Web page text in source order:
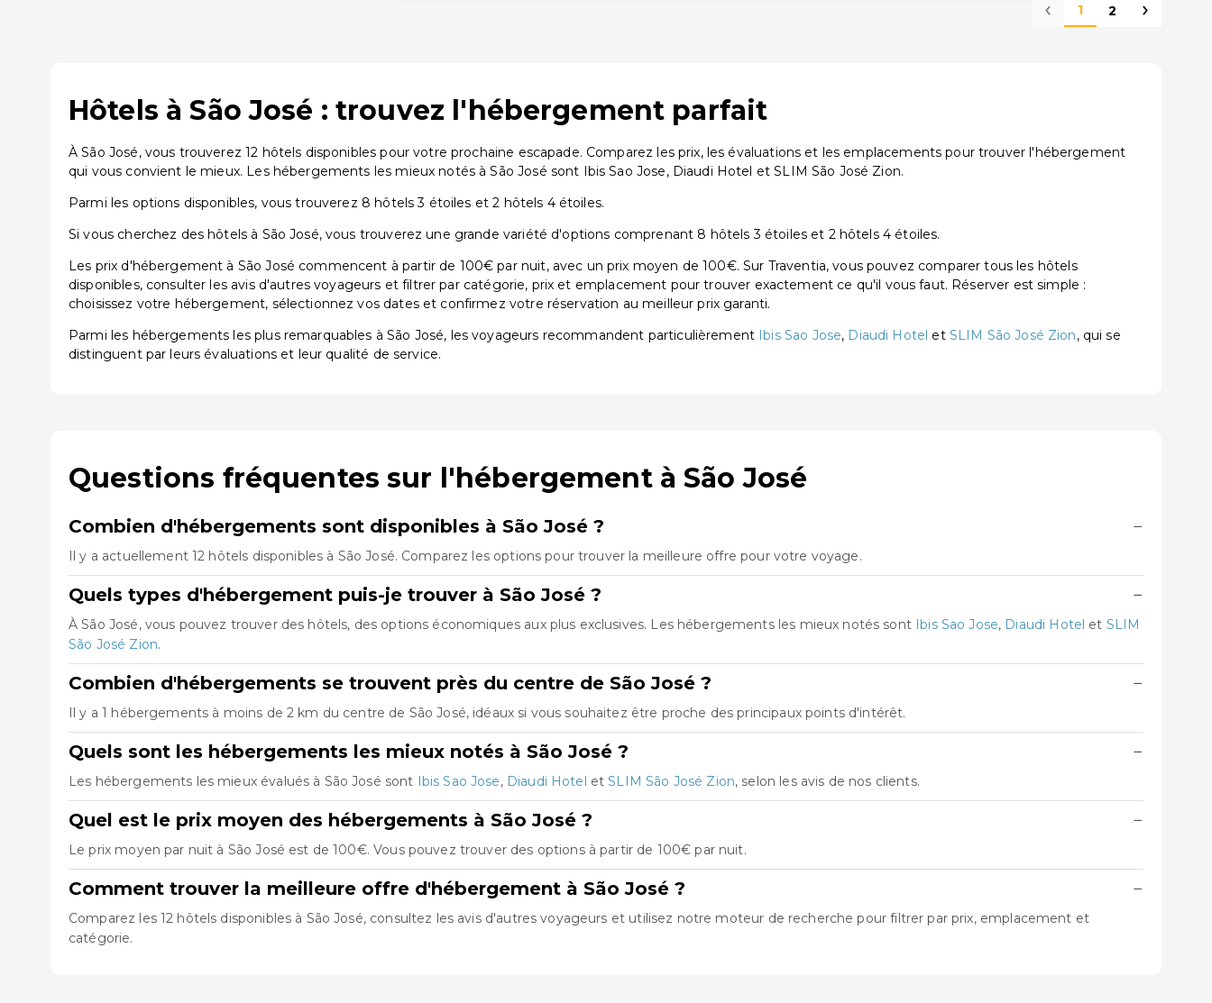
1 2
Hôtels à São José : trouvez l'hébergement parfait
À São José, vous trouverez 12 hôtels disponibles pour votre prochaine escapade. Comparez les prix, les évaluations et les emplacements pour trouver l'hébergement
qui vous convient le mieux. Les hébergements les mieux notés à São José sont Ibis Sao Jose, Diaudi Hotel et SLIM São José Zion.
Parmi les options disponibles, vous trouverez 8 hôtels 3 étoiles et 2 hôtels 4 étoiles.
Si vous cherchez des hôtels à São José, vous trouverez une grande variété d'options comprenant 8 hôtels 3 étoiles et 2 hôtels 4 étoiles.
Les prix d'hébergement à São José commencent à partir de 100€ par nuit, avec un prix moyen de 100€. Sur Traventia, vous pouvez comparer tous les hôtels
disponibles, consulter les avis d'autres voyageurs et filtrer par catégorie, prix et emplacement pour trouver exactement ce qu'il vous faut. Réserver est simple :
choisissez votre hébergement, sélectionnez vos dates et confirmez votre réservation au meilleur prix garanti.
Parmi les hébergements les plus remarquables à São José, les voyageurs recommandent particulièrement Ibis Sao Jose, Diaudi Hotel et SLIM São José Zion, qui se
distinguent par leurs évaluations et leur qualité de service.
Questions fréquentes sur l'hébergement à São José
Combien d'hébergements sont disponibles à São José ? −
Il y a actuellement 12 hôtels disponibles à São José. Comparez les options pour trouver la meilleure offre pour votre voyage.
Quels types d'hébergement puis-je trouver à São José ? −
À São José, vous pouvez trouver des hôtels, des options économiques aux plus exclusives. Les hébergements les mieux notés sont Ibis Sao Jose, Diaudi Hotel et SLIM
São José Zion.
Combien d'hébergements se trouvent près du centre de São José ? −
Il y a 1 hébergements à moins de 2 km du centre de São José, idéaux si vous souhaitez être proche des principaux points d'intérêt.
Quels sont les hébergements les mieux notés à São José ? −
Les hébergements les mieux évalués à São José sont Ibis Sao Jose, Diaudi Hotel etSLIM São José Zion, selon les avis de nos clients.
Quel est le prix moyen des hébergements à São José ? −
Le prix moyen par nuit à São José est de 100€. Vous pouvez trouver des options à partir de 100€ par nuit.
Comment trouver la meilleure offre d'hébergement à São José ? −
Comparez les 12 hôtels disponibles à São José, consultez les avis d'autres voyageurs et utilisez notre moteur de recherche pour filtrer par prix, emplacement et
catégorie.